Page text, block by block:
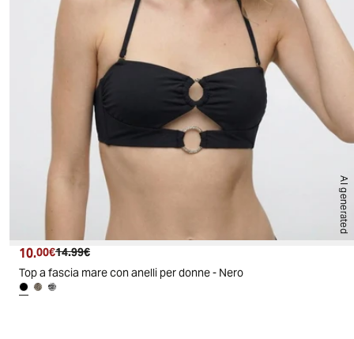
AI generated
Prezzo attuale
10.00€ Prezzo originale
14.99€
Top a fascia mare con anelli per donne - Nero